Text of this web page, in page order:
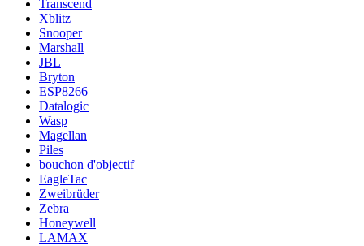
Transcend
Xblitz
Snooper
Marshall
JBL
Bryton
ESP8266
Datalogic
Wasp
Magellan
Piles
bouchon d'objectif
EagleTac
Zweibrüder
Zebra
Honeywell
LAMAX